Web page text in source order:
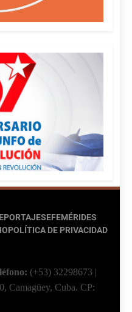
EFEMÉRIDES
POLÍTICA DE PRIVACIDAD
(+53) 32298673 |
Camagüey, Cuba. CP: